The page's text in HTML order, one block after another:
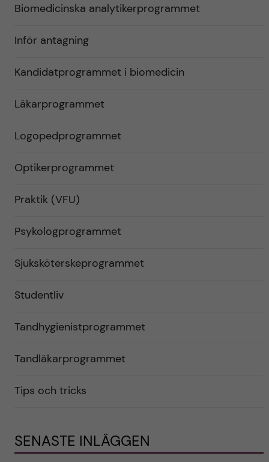
Biomedicinska analytikerprogrammet
Inför antagning
Kandidatprogrammet i biomedicin
Läkarprogrammet
Logopedprogrammet
Optikerprogrammet
Praktik (VFU)
Psykologprogrammet
Sjuksköterskeprogrammet
Studentliv
Tandhygienistprogrammet
Tandläkarprogrammet
Tips och tricks
SENASTE INLÄGGEN